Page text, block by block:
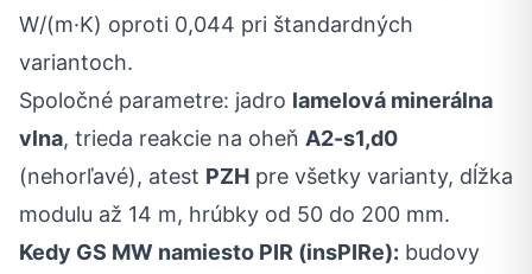
W/(m·K) oproti 0,044 pri štandardných
variantoch.
Spoločné parametre: jadro lamelová minerálna
vlna, trieda reakcie na oheň A2-s1,d0
(nehorľavé), atest PZH pre všetky varianty, dĺžka
modulu až 14 m, hrúbky od 50 do 200 mm.
Kedy GS MW namiesto PIR (insPIRe): budovy